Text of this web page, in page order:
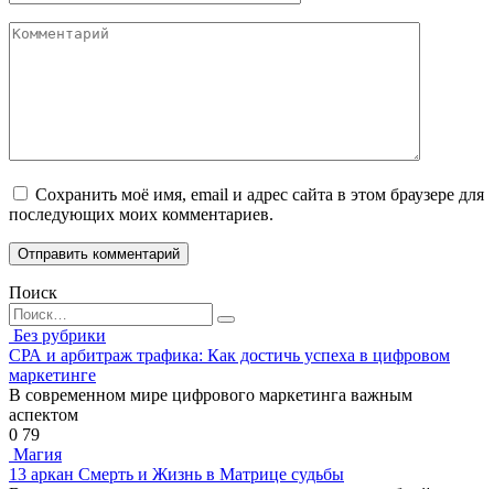
Комментарий
Сохранить моё имя, email и адрес сайта в этом браузере для
последующих моих комментариев.
Поиск
Search
for:
Без рубрики
СРА и арбитраж трафика: Как достичь успеха в цифровом
маркетинге
В современном мире цифрового маркетинга важным
аспектом
0 79
Магия
13 аркан Смерть и Жизнь в Матрице судьбы